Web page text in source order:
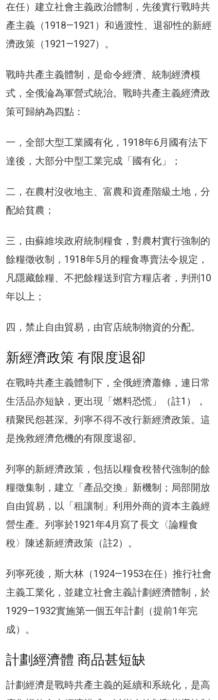
在任）建立社會主義政治體制，先後實行戰時共
產主義（1918—1921）和過渡性、退卻性的新經
濟政策（1921—1927）。
戰時共產主義體制，是命令經濟、統制經濟模
式，全俄淪為軍營式統治。戰時共產主義經濟政
策可歸納為四點：
一，全部大型工業國有化，1918年6月國有法下
達後，大部分中型工業完成「國有化」；
二，在農村沒收地主、富農和資產階級土地，分
配給貧農；
三，由蘇維埃政府統制糧食，對農村實行強制的
餘糧徵收制，1918年5月的糧食專賣法令規定，
凡隱藏餘糧、不把餘糧送到官方糧店者，判刑10
年以上；
四，禁止自由貿易，由官店統制物資的分配。
新經濟政策 有限度退卻
在戰時共產主義體制下，全俄經濟蕭條，連日常
生活品亦短缺，更出現「燃料恐慌」（註1），
積聚民怨甚深。列寧不得不改行新經濟政策。這
是挽救經濟危機的有限度退卻。
列寧的新經濟政策，包括以糧食稅替代強制的餘
糧徵集制，建立「產品交換」新機制；局部開放
自由貿易，以「租讓制」利用外商的資本主義經
營生產。列寧於1921年4月寫了長文〈論糧食
稅〉陳述新經濟政策（註2）。
列寧死後，斯大林（1924—1953在任）推行社會
主義工業化，並建立社會主義計劃經濟體制，於
1929—1932實施第一個五年計劃（提前1年完
成）。
計劃經濟體 商品甚短缺
計劃經濟是戰時共產主義的延續和系統化，是高